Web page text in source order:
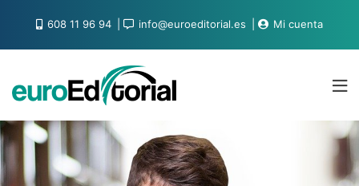
608 11 96 94 info@euroeditorial.es Mi cuenta